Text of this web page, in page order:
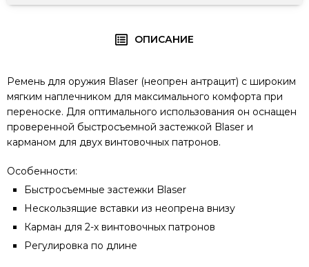
ОПИСАНИЕ
Ремень для оружия Blaser (неопрен антрацит) с широким
мягким наплечником для максимального комфорта при
переноске. Для оптимального использования он оснащен
проверенной быстросъемной застежкой Blaser и
карманом для двух винтовочных патронов.
Особенности:
Быстросъемные застежки Blaser
Нескользящие вставки из неопрена внизу
Карман для 2-х винтовочных патронов
Регулировка по длине